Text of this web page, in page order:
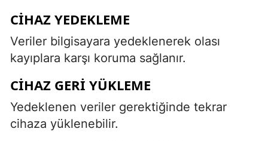
CIHAZ YEDEKLEME
Veriler bilgisayara yedeklenerek olası
kayıplara karşı koruma sağlanır.
CIHAZ GERI YÜKLEME
Yedeklenen veriler gerektiğinde tekrar
cihaza yüklenebilir.